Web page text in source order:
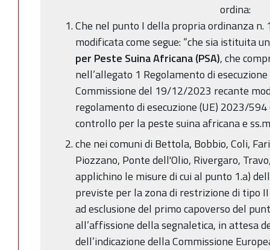
ordina:
Che nel punto I della propria ordinanza
modificata come segue: “che sia istituita
per Peste Suina Africana (PSA), che
nell’allegato 1 Regolamento di
Commissione del 19/12/2023 recante
regolamento di esecuzione (UE) 2023/
controllo per la peste suina africana e
che nei comuni di Bettola, Bobbio, Coli,
Piozzano, Ponte dell'Olio, Rivergaro,
applichino le misure di cui al punto 1.a)
previste per la zona di restrizione di tipo
ad esclusione del primo capoverso del
all’affissione della segnaletica, in attesa
dell’indicazione della Commissione